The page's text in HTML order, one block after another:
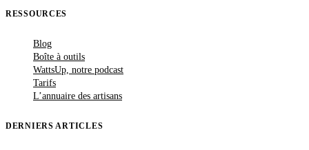
RESSOURCES
Blog
Boîte à outils
WattsUp, notre podcast
Tarifs
L’annuaire des artisans
DERNIERS ARTICLES